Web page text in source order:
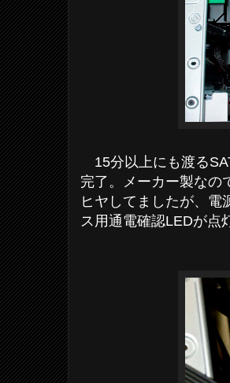
15分以上にも渡る
完了。メーカー製なの
ヒヤしてましたが、電
ス用通電確認LEDが点